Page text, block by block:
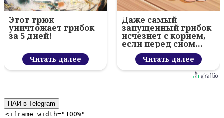
Этот трюк
уничтожает грибок
за 5 дней!
Читать далее
Даже самый
запущенный грибок
исчезнет с корнем,
если перед сном…
Читать далее
ПАИ в Telegram